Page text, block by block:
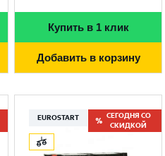
Купить в 1 клик
Добавить в корзину
EUROSTART
СЕГОДНЯ СО
СКИДКОЙ